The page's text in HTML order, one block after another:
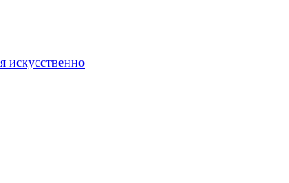
искусственно